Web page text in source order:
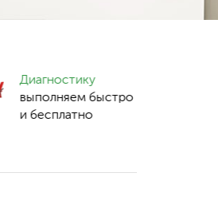
Диагностику
выполняем быстро
и бесплатно